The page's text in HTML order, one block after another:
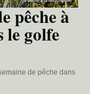
pêche à
le golfe
de pêche dans